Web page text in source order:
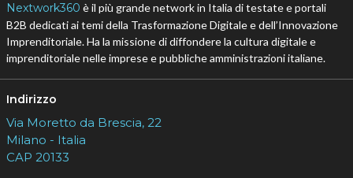
Nextwork360 è il più grande network in Italia di testate e portali
B2B dedicati ai temi della Trasformazione Digitale e dell’Innovazione
Imprenditoriale. Ha la missione di diffondere la cultura digitale e
imprenditoriale nelle imprese e pubbliche amministrazioni italiane.
Indirizzo
Via Moretto da Brescia, 22
Milano - Italia
CAP 20133